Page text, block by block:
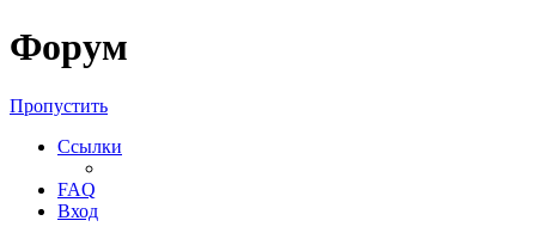
Форум
Пропустить
Ссылки
FAQ
Вход